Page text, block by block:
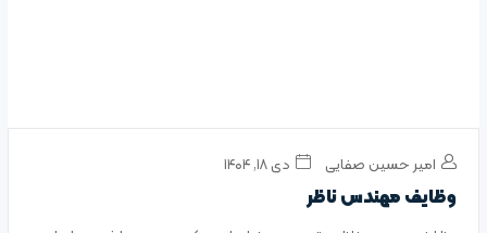
امیر حسین صفایی دی ۱۸, ۱۴۰۴
وظایف مهندس ناظر